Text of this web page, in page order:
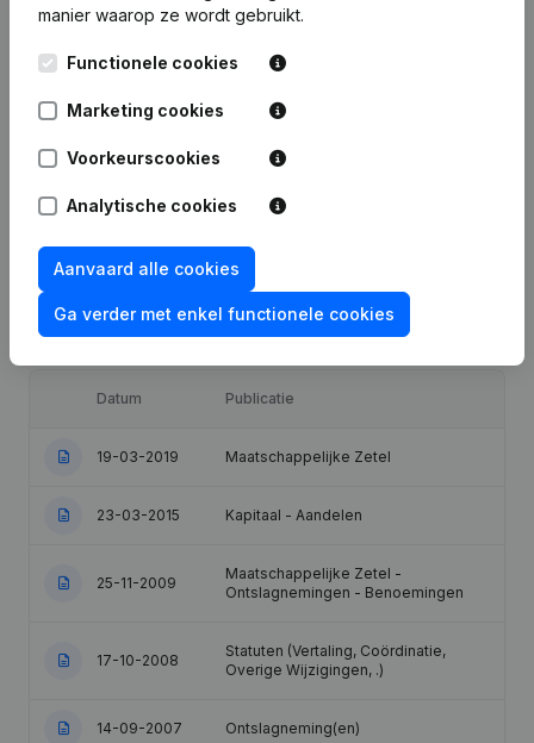
Eigen
vermogen
€-180.887 €
Publicaties van All - Hytec
Datum Publicatie
19-03-2019 Maatschappelijke Zetel
23-03-2015 Kapitaal - Aandelen
25-11-2009
Maatschappelijke Zetel -
Ontslagnemingen - Benoemingen
17-10-2008
Statuten (Vertaling, Coördinatie,
Overige Wijzigingen, .)
14-09-2007 Ontslagneming(en)
manier waarop ze wordt gebruikt.
Functionele cookies
Marketing cookies
Voorkeurscookies
Analytische cookies
Aanvaard alle cookies
Ga verder met enkel functionele cookies